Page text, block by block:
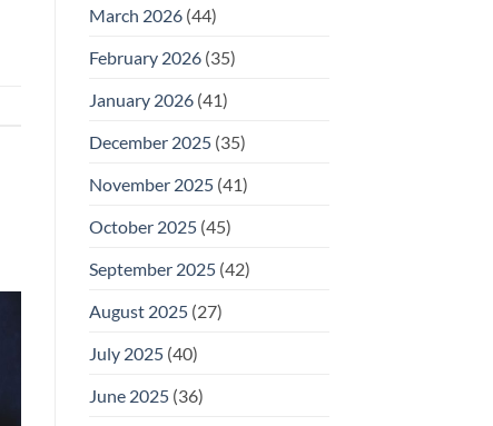
March 2026(44)
February 2026(35)
January 2026(41)
December 2025(35)
November 2025(41)
October 2025(45)
September 2025(42)
August 2025(27)
July 2025(40)
June 2025(36)